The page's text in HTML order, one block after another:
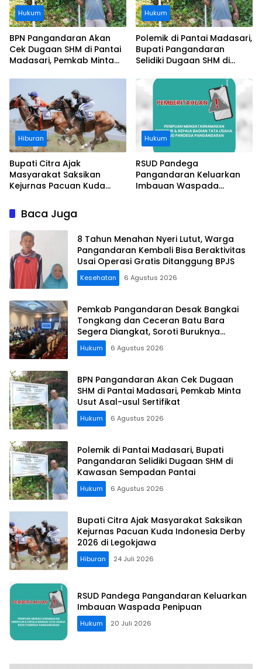
Hukum
BPN Pangandaran Akan
Cek Dugaan SHM di Pantai
Madasari, Pemkab Minta
Hukum
Polemik di Pantai Madasari,
Bupati Pangandaran
Selidiki Dugaan SHM di
Pantai
Hiburan
Bupati Citra Ajak
Masyarakat Saksikan
Kejurnas Pacuan Kuda
Legokjawa
Hukum
RSUD Pandega
Pangandaran Keluarkan
Imbauan Waspada
Baca Juga
8 Tahun Menahan Nyeri Lutut, Warga
Pangandaran Kembali Bisa Beraktivitas
Usai Operasi Gratis Ditanggung BPJS
Kesehatan 6 Agustus 2026
Pemkab Pangandaran Desak Bangkai
Tongkang dan Ceceran Batu Bara
Segera Diangkat, Soroti Buruknya
Koordinasi Perusahaan
Hukum 6 Agustus 2026
BPN Pangandaran Akan Cek Dugaan
SHM di Pantai Madasari, Pemkab Minta
Usut Asal-usul Sertifikat
Hukum 6 Agustus 2026
Polemik di Pantai Madasari, Bupati
Pangandaran Selidiki Dugaan SHM di
Kawasan Sempadan Pantai
Hukum 6 Agustus 2026
Bupati Citra Ajak Masyarakat Saksikan
Kejurnas Pacuan Kuda Indonesia Derby
2026 di Legokjawa
Hiburan 24 Juli 2026
RSUD Pandega Pangandaran Keluarkan
Imbauan Waspada Penipuan
Hukum 20 Juli 2026